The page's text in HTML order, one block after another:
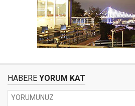
HABERE YORUM KAT